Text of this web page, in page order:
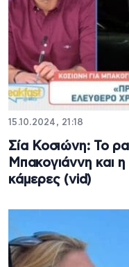
15.10.2024, 21:18
Σία Κοσιώνη: Το
Μπακογιάννη και
κάμερες (vid)